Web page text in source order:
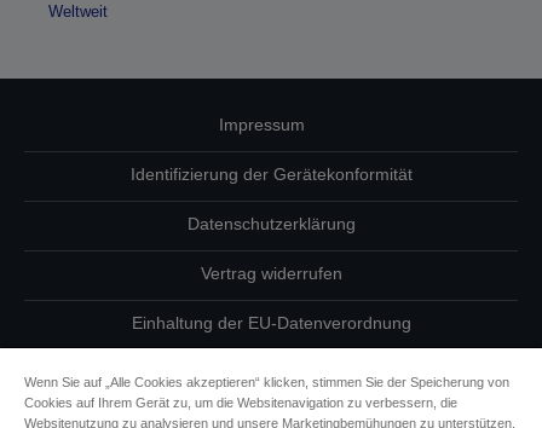
Weltweit
Impressum
Identifizierung der Gerätekonformität
Datenschutzerklärung
Vertrag widerrufen
Einhaltung der EU-Datenverordnung
Informationen zu Cookies
Wenn Sie auf „Alle Cookies akzeptieren“ klicken, stimmen Sie der Speicherung von
Cookies auf Ihrem Gerät zu, um die Websitenavigation zu verbessern, die
Websitenutzung zu analysieren und unsere Marketingbemühungen zu unterstützen.